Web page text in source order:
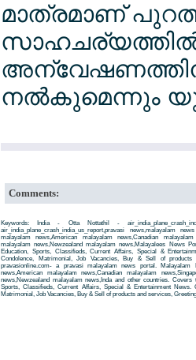
മാത്രമാണ്
നല്‍കുമെന്നും
Comments:
Keywords: India - Otta Nottathil -
air_india_plane_crash_india_us_report,pravasi news,malayalam
malayalam news,American malayalam news,Canadian
malayalam news,Newzealand malayalam news,Malayalees News
Education, Sports, Classifieds, Current Affairs, Special &
Condolence, Matrimonial, Job Vacancies, Buy & Sell of
pravasionline.com- a pravasi malayalam news portal. Malayalam
news,American malayalam news,Canadian malayalam
news,Newzealand malayalam news,Inda and other countries.
Sports, Classifieds, Current Affairs, Special & Entertainment News.
Matrimonial, Job Vacancies, Buy & Sell of products and services,